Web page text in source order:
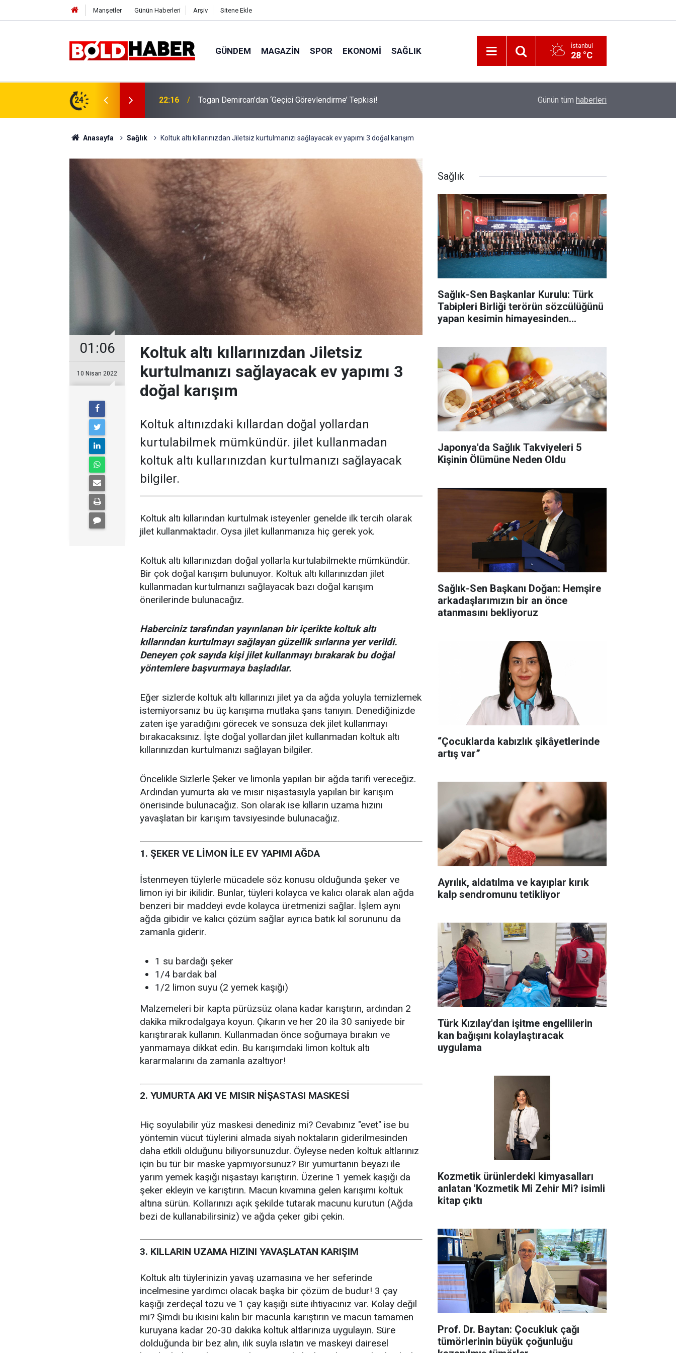
Manşetler Günün Haberleri Arşiv Sitene Ekle
GÜNDEM MAGAZIN SPOR EKONOMI SAĞLIK İstanbul
28 °C
24 19:32 Sıcak Havalarda Ödem Şikayetini Hafife Almayın! İzmir 112’de Kan Donduran İddialar!
Günün tüm haberleri
Anasayfa Sağlık Koltuk altı kıllarınızdan Jiletsiz kurtulmanızı sağlayacak ev yapımı 3 doğal karışım
01:06
10 Nisan 2022
Koltuk altı kıllarınızdan Jiletsiz
kurtulmanızı sağlayacak ev yapımı 3
doğal karışım
Koltuk altınızdaki kıllardan doğal yollardan
kurtulabilmek mümkündür. jilet kullanmadan
koltuk altı kullarınızdan kurtulmanızı sağlayacak
bilgiler.
Koltuk altı kıllarından kurtulmak isteyenler genelde ilk tercih olarak
jilet kullanmaktadır. Oysa jilet kullanmanıza hiç gerek yok.
Koltuk altı kıllarınızdan doğal yollarla kurtulabilmekte mümkündür.
Bir çok doğal karışım bulunuyor. Koltuk altı kıllarınızdan jilet
kullanmadan kurtulmanızı sağlayacak bazı doğal karışım
önerilerinde bulunacağız.
Haberciniz tarafından yayınlanan bir içerikte koltuk altı
kıllarından kurtulmayı sağlayan güzellik sırlarına yer verildi.
Deneyen çok sayıda kişi jilet kullanmayı bırakarak bu doğal
yöntemlere başvurmaya başladılar.
Eğer sizlerde koltuk altı kıllarınızı jilet ya da ağda yoluyla temizlemek
istemiyorsanız bu üç karışıma mutlaka şans tanıyın. Denediğinizde
zaten işe yaradığını görecek ve sonsuza dek jilet kullanmayı
bırakacaksınız. İşte doğal yollardan jilet kullanmadan koltuk altı
kıllarınızdan kurtulmanızı sağlayan bilgiler.
Öncelikle Sizlerle Şeker ve limonla yapılan bir ağda tarifi vereceğiz.
Ardından yumurta akı ve mısır nişastasıyla yapılan bir karışım
önerisinde bulunacağız. Son olarak ise kılların uzama hızını
yavaşlatan bir karışım tavsiyesinde bulunacağız.
1. ŞEKER VE LİMON İLE EV YAPIMI AĞDA
İstenmeyen tüylerle mücadele söz konusu olduğunda şeker ve
limon iyi bir ikilidir. Bunlar, tüyleri kolayca ve kalıcı olarak alan ağda
benzeri bir maddeyi evde kolayca üretmenizi sağlar. İşlem aynı
ağda gibidir ve kalıcı çözüm sağlar ayrıca batık kıl sorununu da
zamanla giderir.
1 su bardağı şeker
1/4 bardak bal
1/2 limon suyu (2 yemek kaşığı)
Malzemeleri bir kapta pürüzsüz olana kadar karıştırın, ardından 2
dakika mikrodalgaya koyun. Çıkarın ve her 20 ila 30 saniyede bir
karıştırarak kullanın. Kullanmadan önce soğumaya bırakın ve
yanmamaya dikkat edin. Bu karışımdaki limon koltuk altı
kararmalarını da zamanla azaltıyor!
2. YUMURTA AKI VE MISIR NİŞASTASI MASKESİ
Hiç soyulabilir yüz maskesi denediniz mi? Cevabınız "evet" ise bu
yöntemin vücut tüylerini almada siyah noktaların giderilmesinden
daha etkili olduğunu biliyorsunuzdur. Öyleyse neden koltuk altlarınız
için bu tür bir maske yapmıyorsunuz? Bir yumurtanın beyazı ile
yarım yemek kaşığı nişastayı karıştırın. Üzerine 1 yemek kaşığı da
şeker ekleyin ve karıştırın. Macun kıvamına gelen karışımı koltuk
altına sürün. Kollarınızı açık şekilde tutarak macunu kurutun (Ağda
bezi de kullanabilirsiniz) ve ağda çeker gibi çekin.
3. KILLARIN UZAMA HIZINI YAVAŞLATAN KARIŞIM
Koltuk altı tüylerinizin yavaş uzamasına ve her seferinde
incelmesine yardımcı olacak başka bir çözüm de budur! 3 çay
kaşığı zerdeçal tozu ve 1 çay kaşığı süte ihtiyacınız var. Kolay değil
mi? Şimdi bu ikisini kalın bir macunla karıştırın ve macun tamamen
kuruyana kadar 20-30 dakika koltuk altlarınıza uygulayın. Süre
dolduğunda bir bez alın, ılık suyla ıslatın ve maskeyi dairesel
Sağlık
Sağlık-Sen Başkanlar Kurulu: Türk
Tabipleri Birliği terörün sözcülüğünü
yapan kesimin himayesinden
Japonya'da Sağlık Takviyeleri 5
Kişinin Ölümüne Neden Oldu
Sağlık-Sen Başkanı Doğan: Hemşire
arkadaşlarımızın bir an önce
atanmasını bekliyoruz
“Çocuklarda kabızlık şikâyetlerinde
artış var”
Ayrılık, aldatılma ve kayıplar kırık
kalp sendromunu tetikliyor
Türk Kızılay'dan işitme engellilerin
kan bağışını kolaylaştıracak
uygulama
Kozmetik ürünlerdeki kimyasalları
anlatan 'Kozmetik Mi Zehir Mi? isimli
kitap çıktı
Prof. Dr. Baytan: Çocukluk çağı
tümörlerinin büyük çoğunluğu